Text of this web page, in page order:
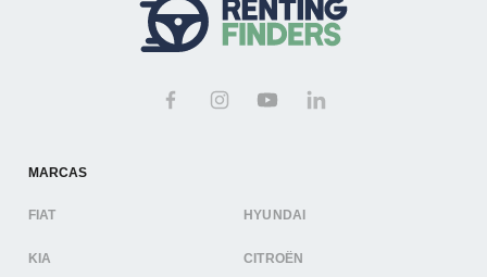
MARCAS
FIAT HYUNDAI
KIA CITROËN